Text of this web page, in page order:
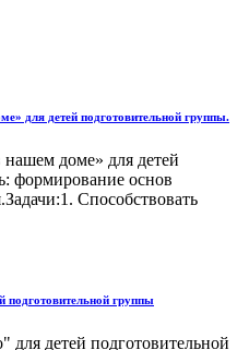
для детей подготовительной группы.
доме» для детей
формирование основ
Способствовать
подготовительной группы
для детей подготовительной